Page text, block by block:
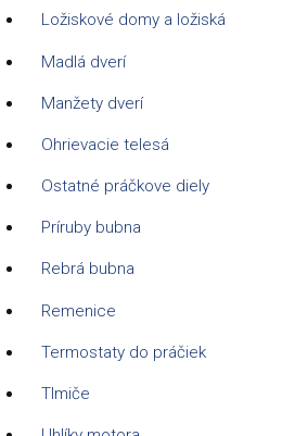
Ložiskové domy a ložiská
Madlá dverí
Manžety dverí
Ohrievacie telesá
Ostatné práčkove diely
Príruby bubna
Rebrá bubna
Remenice
Termostaty do práčiek
Tlmiče